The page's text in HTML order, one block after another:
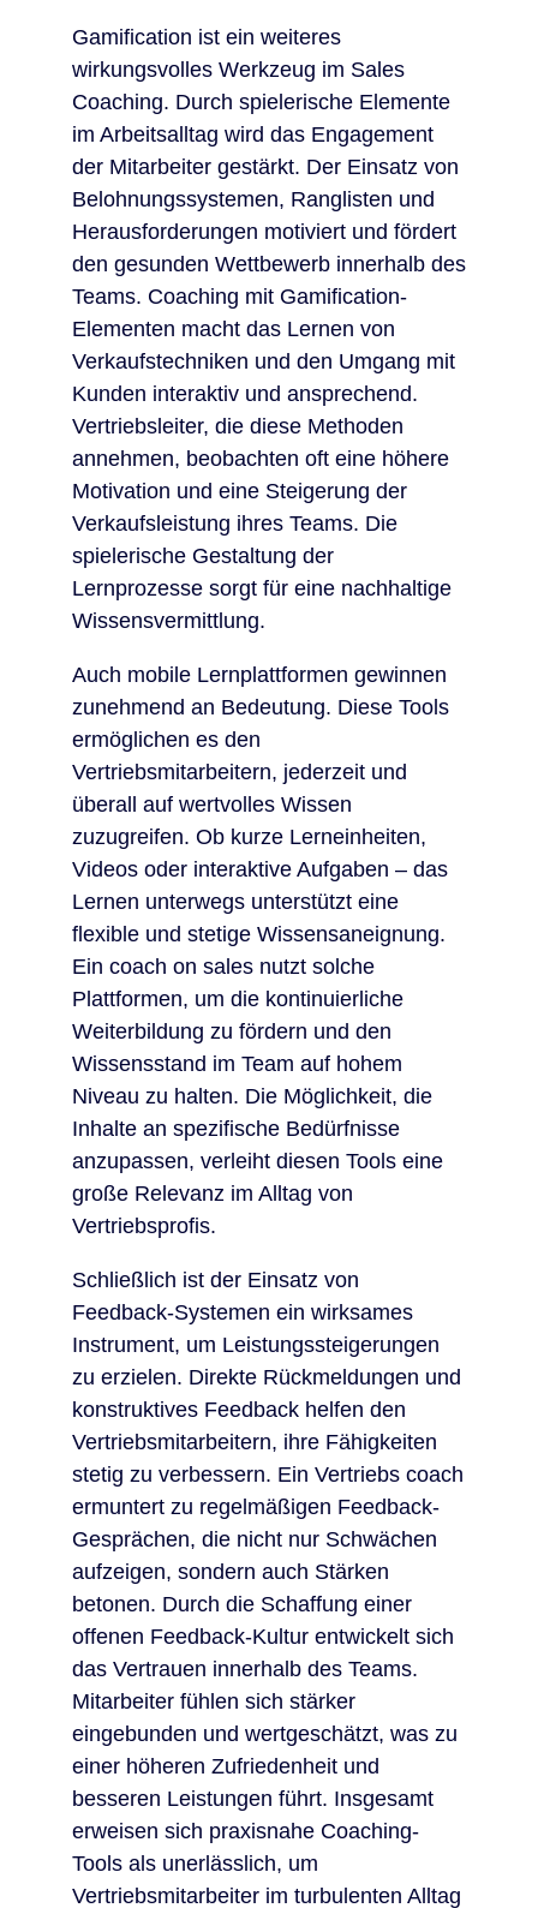
Gamification ist ein weiteres
wirkungsvolles Werkzeug im Sales
Coaching. Durch spielerische Elemente
im Arbeitsalltag wird das Engagement
der Mitarbeiter gestärkt. Der Einsatz von
Belohnungssystemen, Ranglisten und
Herausforderungen motiviert und fördert
den gesunden Wettbewerb innerhalb des
Teams. Coaching mit Gamification-
Elementen macht das Lernen von
Verkaufstechniken und den Umgang mit
Kunden interaktiv und ansprechend.
Vertriebsleiter, die diese Methoden
annehmen, beobachten oft eine höhere
Motivation und eine Steigerung der
Verkaufsleistung ihres Teams. Die
spielerische Gestaltung der
Lernprozesse sorgt für eine nachhaltige
Wissensvermittlung.
Auch mobile Lernplattformen gewinnen
zunehmend an Bedeutung. Diese Tools
ermöglichen es den
Vertriebsmitarbeitern, jederzeit und
überall auf wertvolles Wissen
zuzugreifen. Ob kurze Lerneinheiten,
Videos oder interaktive Aufgaben – das
Lernen unterwegs unterstützt eine
flexible und stetige Wissensaneignung.
Ein coach on sales nutzt solche
Plattformen, um die kontinuierliche
Weiterbildung zu fördern und den
Wissensstand im Team auf hohem
Niveau zu halten. Die Möglichkeit, die
Inhalte an spezifische Bedürfnisse
anzupassen, verleiht diesen Tools eine
große Relevanz im Alltag von
Vertriebsprofis.
Schließlich ist der Einsatz von
Feedback-Systemen ein wirksames
Instrument, um Leistungssteigerungen
zu erzielen. Direkte Rückmeldungen und
konstruktives Feedback helfen den
Vertriebsmitarbeitern, ihre Fähigkeiten
stetig zu verbessern. Ein Vertriebs coach
ermuntert zu regelmäßigen Feedback-
Gesprächen, die nicht nur Schwächen
aufzeigen, sondern auch Stärken
betonen. Durch die Schaffung einer
offenen Feedback-Kultur entwickelt sich
das Vertrauen innerhalb des Teams.
Mitarbeiter fühlen sich stärker
eingebunden und wertgeschätzt, was zu
einer höheren Zufriedenheit und
besseren Leistungen führt. Insgesamt
erweisen sich praxisnahe Coaching-
Tools als unerlässlich, um
Vertriebsmitarbeiter im turbulenten Alltag